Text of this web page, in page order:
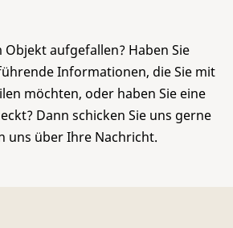
aufgefallen? Haben Sie
Informationen, die Sie mit
möchten, oder haben Sie eine
Dann schicken Sie uns gerne
uns über Ihre Nachricht.